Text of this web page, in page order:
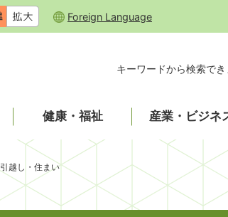
Foreign Language
キーワードから検索でき
健康・福祉 産業・ビジネ
引越し・住まい